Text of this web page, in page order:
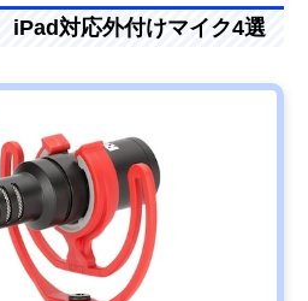
iPad対応外付けマイク4選